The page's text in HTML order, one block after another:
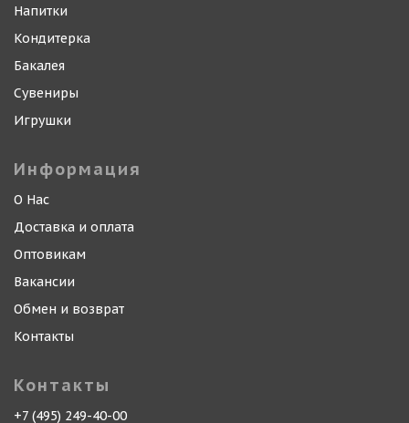
Напитки
Кондитерка
Бакалея
Сувениры
Игрушки
Информация
О Нас
Доставка и оплата
Оптовикам
Вакансии
Обмен и возврат
Контакты
Контакты
+7 (495) 249-40-00